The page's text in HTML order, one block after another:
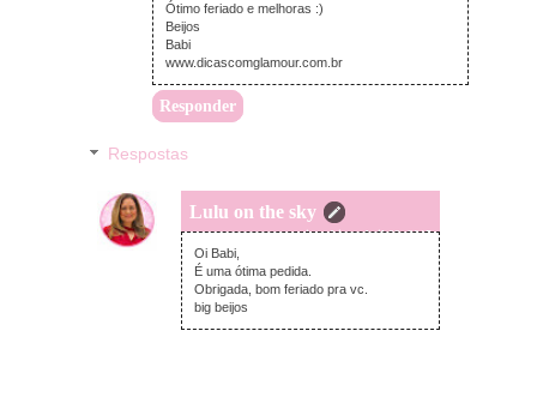
Ótimo feriado e melhoras :)
Beijos
Babi
www.dicascomglamour.com.br
Responder
Respostas
Lulu on the sky
quinta-feira, abril 02, 2015
Oi Babi,
É uma ótima pedida.
Obrigada, bom feriado pra vc.
big beijos